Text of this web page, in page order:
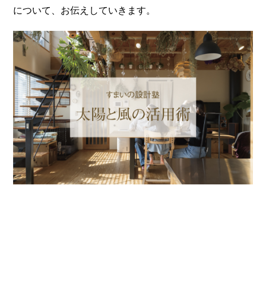
について、お伝えしていきます。